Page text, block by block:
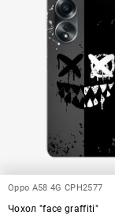
Oppo A58 4G CPH2577
Чохол "face graffiti"